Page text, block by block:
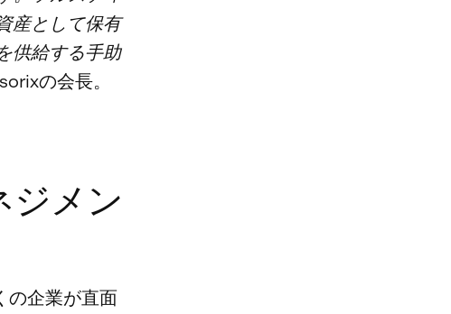
産として保有
供給する手助
の会長。
ジメン
の企業が直面